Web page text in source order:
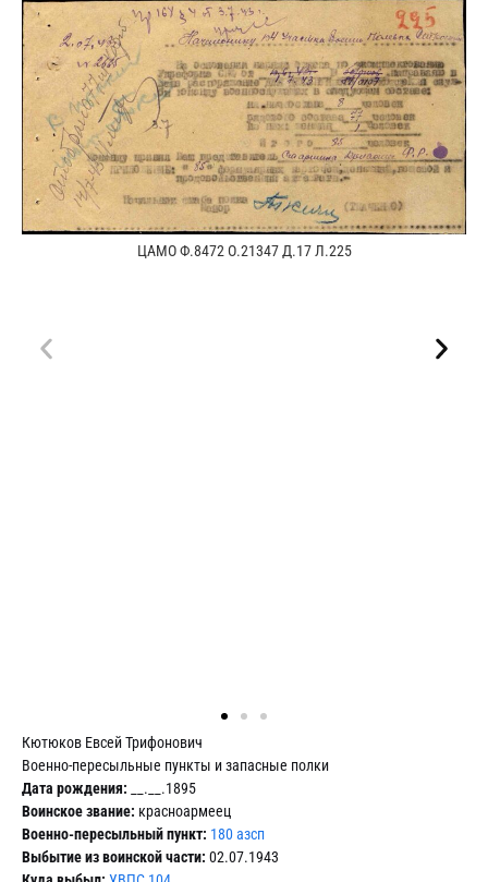
ЦАМО Ф.8472 О.21347 Д.17 Л.225
Кютюков Евсей Трифонович
Военно-пересыльные пункты и запасные полки
Дата рождения: __.__.1895
Воинское звание: красноармеец
Военно-пересыльный пункт: 180 азсп
Выбытие из воинской части: 02.07.1943